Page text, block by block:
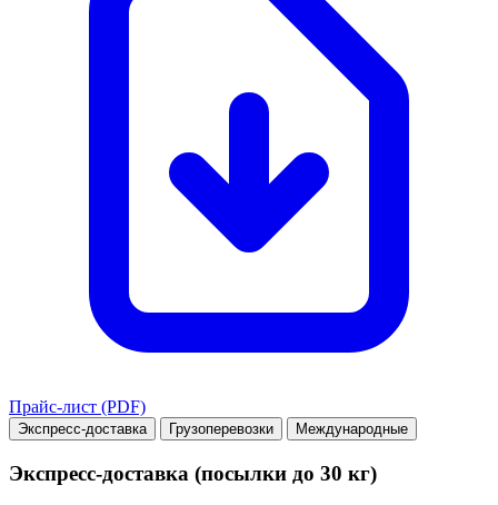
Прайс-лист (PDF)
Экспресс-доставка Грузоперевозки Международные
Экспресс-доставка (посылки до 30 кг)